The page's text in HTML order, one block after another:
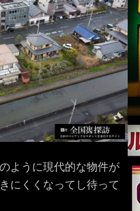
ように現代的な物件が
にくくなってし待って